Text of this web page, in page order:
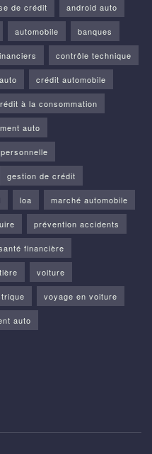
de crédit android auto
automobile banques
contrôle technique
crédit automobile
à la consommation
auto
gestion de crédit
loa marché automobile
prévention accidents
financière
voiture
voyage en voiture
auto